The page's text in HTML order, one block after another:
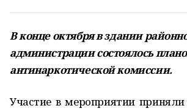
В конце октября в здании
администрации состоялось
антинаркотической комиссии.
Участие в мероприятии